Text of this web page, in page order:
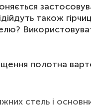
також
полотна
стель і